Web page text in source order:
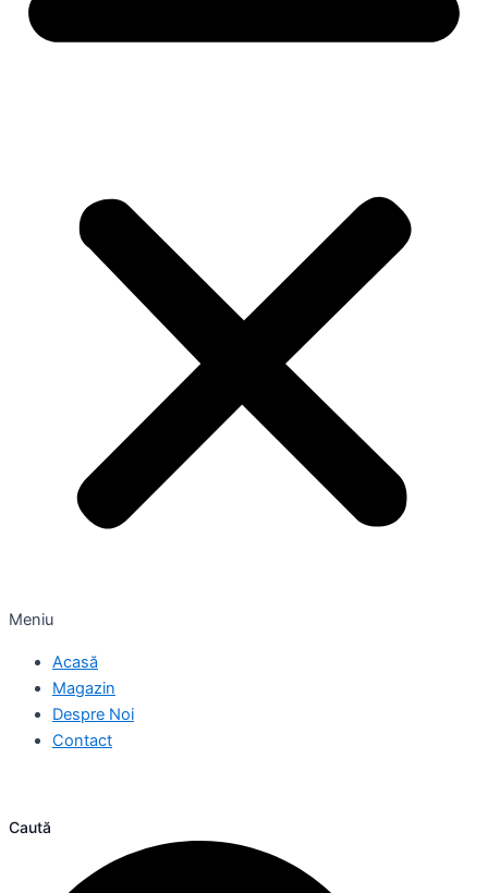
Meniu
Acasă
Magazin
Despre Noi
Contact
Caută